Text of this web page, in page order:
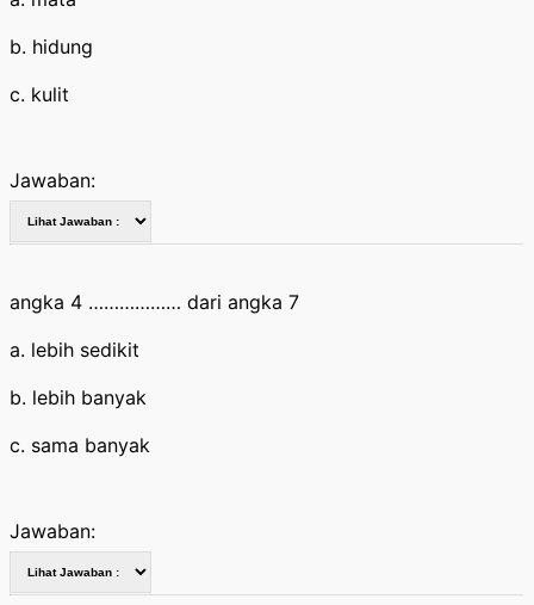
b. hidung
c. kulit
Jawaban:
angka 4 ……………… dari angka 7
a. lebih sedikit
b. lebih banyak
c. sama banyak
Jawaban: